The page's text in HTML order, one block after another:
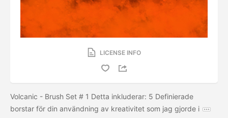
LICENSE INFO
Volcanic - Brush Set # 1 Detta inkluderar: 5 Definierade
borstar för din användning av kreativitet som jag gjorde i